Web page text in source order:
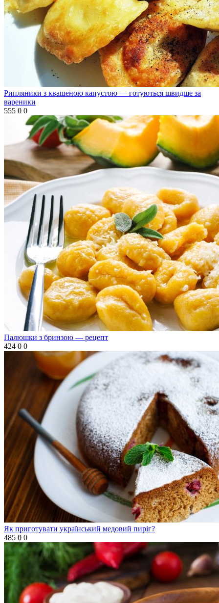
Рипляники з квашеною капустою — готуються швидше за
вареники
555 0 0
Палюшки з бринзою — рецепт
424 0 0
Як приготувати український медовий пиріг?
485 0 0